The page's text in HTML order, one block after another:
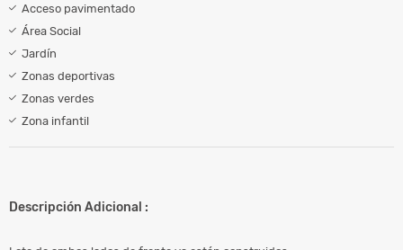
Acceso pavimentado
Área Social
Jardín
Zonas deportivas
Zonas verdes
Zona infantil
Descripción Adicional :